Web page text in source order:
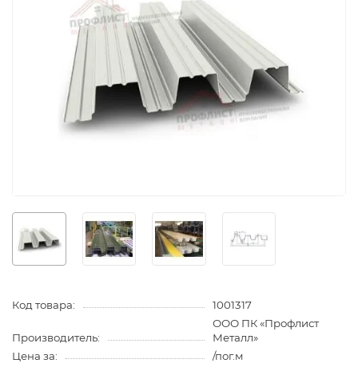
Код товара: 1001317
Производитель:
ООО ПК «Профлист
Металл»
Цена за:
/пог.м